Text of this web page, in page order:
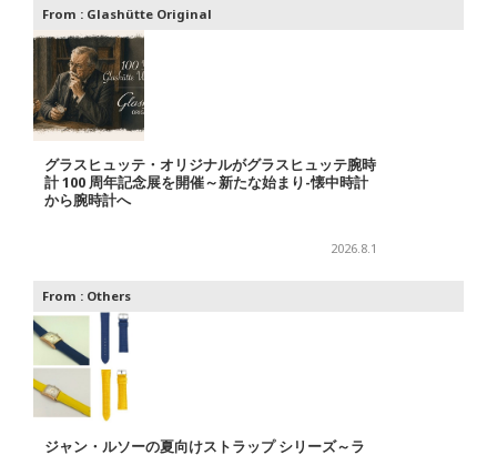
From : Glashütte Original
グラスヒュッテ・オリジナルがグラスヒュッテ腕時
計 100 周年記念展を開催～新たな始まり-懐中時計
から腕時計へ
2026.8.1
From : Others
ジャン・ルソーの夏向けストラップ シリーズ～ラ